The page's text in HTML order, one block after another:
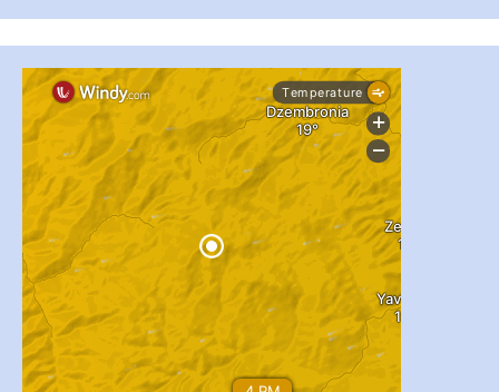
...
pimrec_project